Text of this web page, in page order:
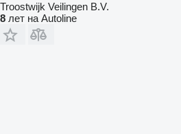
Troostwijk Veilingen B.V.
8 лет на Autoline